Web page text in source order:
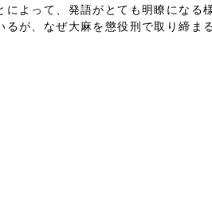
よって、発語がとても明瞭になる
が、なぜ大麻を懲役刑で取り締ま